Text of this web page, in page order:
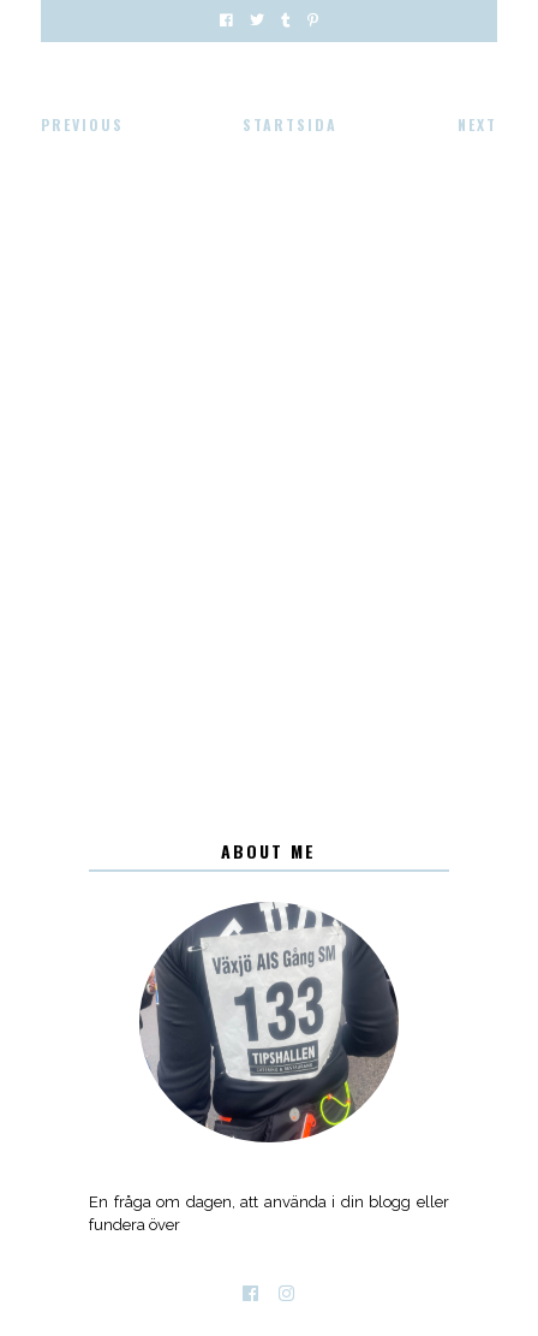
PREVIOUS STARTSIDA NEXT
ABOUT ME
En fråga om dagen, att använda i din blogg eller
fundera över